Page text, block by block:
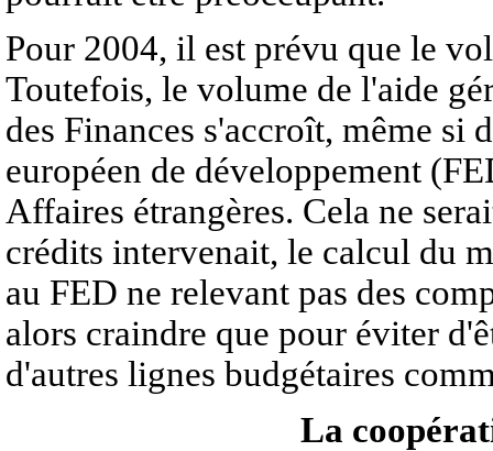
Pour 2004, il est prévu que le
Toutefois, le volume de l'aide
des Finances s'accroît, même si
européen de développement
Affaires étrangères. Cela ne
crédits intervenait, le calcul du
au FED ne relevant pas des
alors craindre que pour éviter
d'autres lignes budgétaires
La